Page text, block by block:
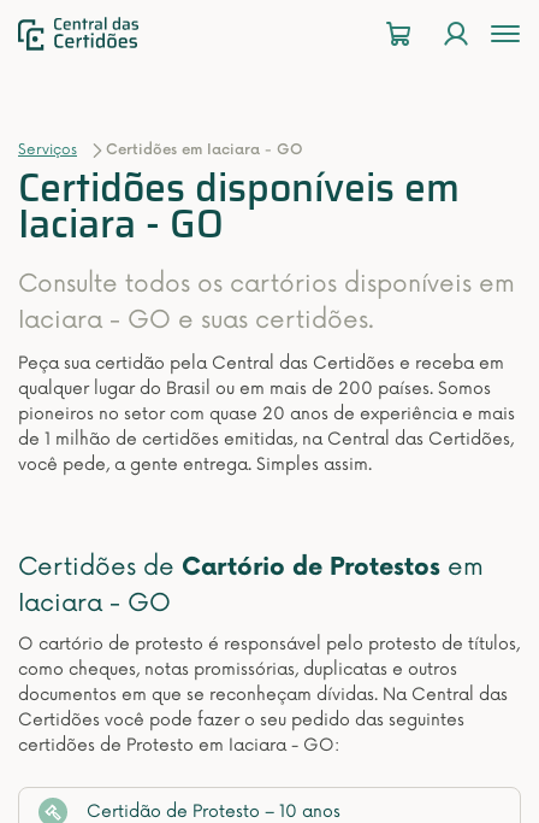
Serviços Certidões em Iaciara - GO
Certidões disponíveis em
Iaciara - GO
Consulte todos os cartórios disponíveis em
Iaciara - GO e suas certidões.
Peça sua certidão pela Central das Certidões e receba em
qualquer lugar do Brasil ou em mais de 200 países. Somos
pioneiros no setor com quase 20 anos de experiência e mais
de 1 milhão de certidões emitidas, na Central das Certidões,
você pede, a gente entrega. Simples assim.
Certidões de Cartório de Protestos em
Iaciara - GO
O cartório de protesto é responsável pelo protesto de títulos,
como cheques, notas promissórias, duplicatas e outros
documentos em que se reconheçam dívidas. Na Central das
Certidões você pode fazer o seu pedido das seguintes
certidões de Protesto em Iaciara - GO:
Certidão de Protesto – 10 anos